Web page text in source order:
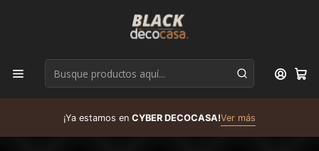
¡Ya estamos en CYBER DECOCASA!Ver más